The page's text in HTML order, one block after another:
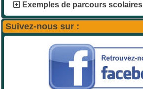
Exemples de parcours scolaires
Suivez-nous sur :